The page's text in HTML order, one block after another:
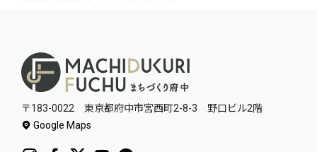
〒183-0022 東京都府中市宮西町2-8-3 野口ビル2階
Google Maps